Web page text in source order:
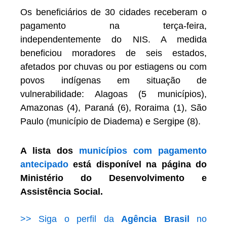
Os beneficiários de 30 cidades receberam o
pagamento na terça-feira,
independentemente do NIS. A medida
beneficiou moradores de seis estados,
afetados por chuvas ou por estiagens ou com
povos indígenas em situação de
vulnerabilidade: Alagoas (5 municípios),
Amazonas (4), Paraná (6), Roraima (1), São
Paulo (município de Diadema) e Sergipe (8).
A lista dos municípios com pagamento
antecipado está disponível na página do
Ministério do Desenvolvimento e
Assistência Social.
>> Siga o perfil daAgência Brasil no